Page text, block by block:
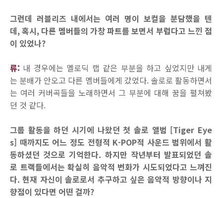
그런데 러블리즈 내에서는 여러 명이 보컬을 분담했을 텐
데, 혹시, 다른 멤버들의 가창 파트를 보면서 부럽다고 느낀 점
이 있었나?
류: 내 경우에는 멜로딕 랩 같은 부분을 하고 싶었지만 내게
는 분배가 안오고 다른 멤버들에게 갔었다. 솔로로 활동하면서
는 여러 커버곡들을 노래하면서 그 부분에 대해 꿈을 펼쳐봤
던 것 같다.
그룹 활동을 하던 시기에 나왔던 첫 솔로 앨범 [Tiger Eye
s] 때까지도 어느 정도 전형적 K-POP적 사운드 범위에서 활
동하셨던 것으로 기억한다. 하지만 작년부터 발표되었던 솔
로 트랙들에서는 확실히 음악적 변화가 시도되었다고 느껴진
다. 현재 자신이 솔로로서 추구하고 싶은 음악적 방향이나 지
향점이 있다면 어떤 걸까?